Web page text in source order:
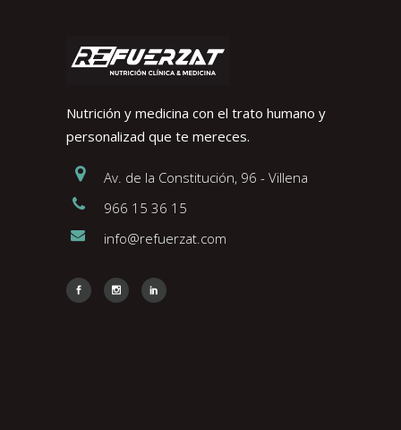
Nutrición y medicina con el trato humano y
personalizad que te mereces.
Av. de la Constitución, 96 - Villena
966 15 36 15
info@refuerzat.com